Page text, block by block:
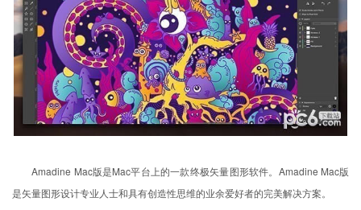
Amadine Mac版是Mac平台上的一款终极矢量图形软件。Amadine Mac版
是矢量图形设计专业人士和具有创造性思维的业余爱好者的完美解决方案。